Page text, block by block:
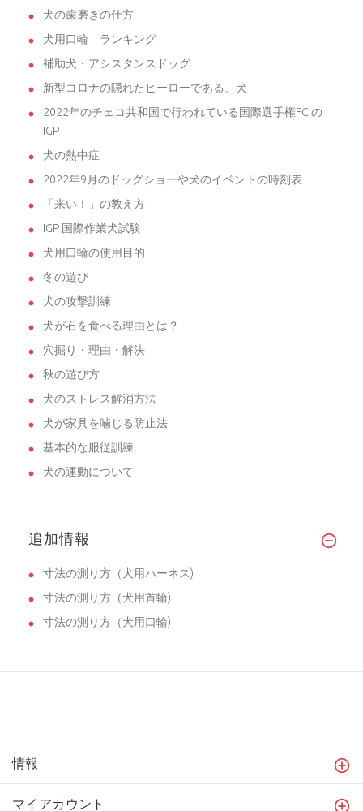
犬の歯磨きの仕方
犬用口輪 ランキング
補助犬・アシスタンスドッグ
新型コロナの隠れたヒーローである、犬
2022年のチェコ共和国で行われている国際選手権FCIの
IGP
犬の熱中症
2022年9月のドッグショーや犬のイベントの時刻表
「来い！」の教え方
IGP 国際作業犬試験
犬用口輪の使用目的
冬の遊び
犬の攻撃訓練
犬が石を食べる理由とは？
穴掘り・理由・解決
秋の遊び方
犬のストレス解消方法
犬が家具を噛じる防止法
基本的な服従訓練
犬の運動について
追加情報
寸法の測り方（犬用ハーネス)
寸法の測り方（犬用首輪)
寸法の測り方（犬用口輪)
情報
マイアカウント